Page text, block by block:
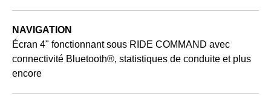
NAVIGATION
Écran 4" fonctionnant sous RIDE COMMAND avec
connectivité Bluetooth®, statistiques de conduite et plus
encore